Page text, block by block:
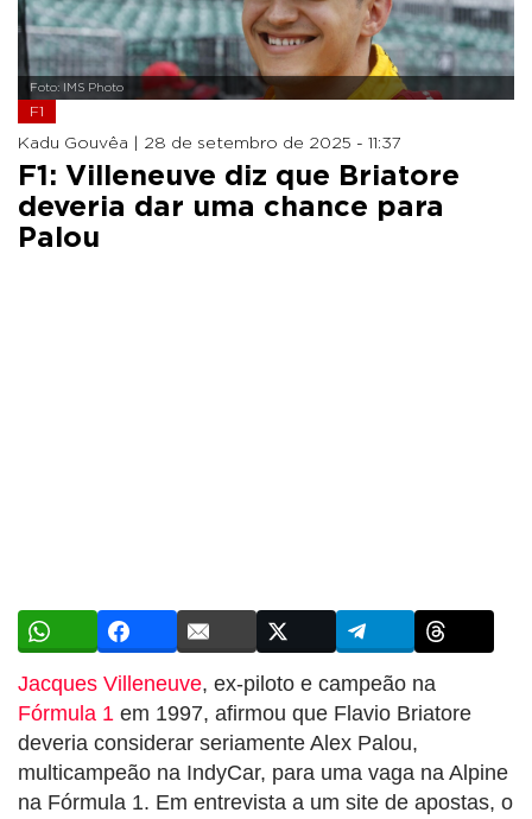
Foto: IMS Photo
F1
Kadu Gouvêa | 28 de setembro de 2025 - 11:37
F1: Villeneuve diz que Briatore
deveria dar uma chance para
Palou
Jacques Villeneuve, ex-piloto e campeão na
Fórmula 1 em 1997, afirmou que Flavio Briatore
deveria considerar seriamente Alex Palou,
multicampeão na IndyCar, para uma vaga na Alpine
na Fórmula 1. Em entrevista a um site de apostas, o